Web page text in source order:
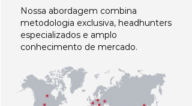
Nossa abordagem combina
metodologia exclusiva, headhunters
especializados e amplo
conhecimento de mercado.